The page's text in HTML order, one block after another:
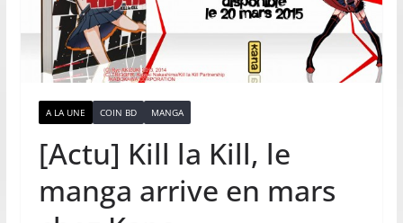
A LA UNE COIN BD MANGA
[Actu] Kill la Kill, le
manga arrive en mars